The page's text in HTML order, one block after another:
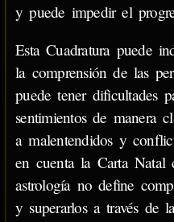
y puede impedir el
Esta Cuadratura puede
la comprensión de las
puede tener dificultades
sentimientos de manera
a malentendidos y
en cuenta la Carta
astrología no define
y superarlos a través de